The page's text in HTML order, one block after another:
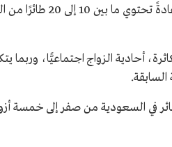
يطير طائر الوروار
أحادية الزواج اجتماعيًّا،
في السعودية من صفر إلى خمسة